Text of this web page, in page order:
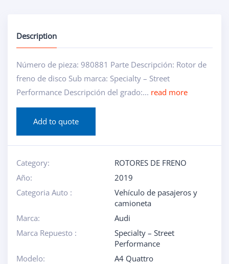
Description
Número de pieza: 980881 Parte Descripción: Rotor de
freno de disco Sub marca: Specialty – Street
Performance Descripción del grado:... read more
Add to quote
Category:
ROTORES DE FRENO
Año:
2019
Categoria Auto :
Vehículo de pasajeros y
camioneta
Marca:
Audi
Marca Repuesto :
Specialty – Street
Performance
Modelo:
A4 Quattro